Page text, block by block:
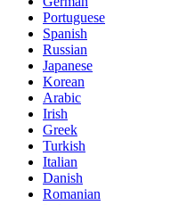
Portuguese
Spanish
Russian
Japanese
Korean
Arabic
Irish
Greek
Turkish
Italian
Danish
Romanian